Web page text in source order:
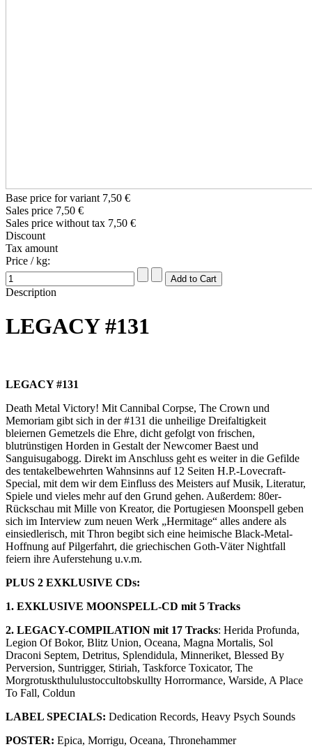
Base price for variant 7,50 €
Sales price 7,50 €
Sales price without tax 7,50 €
Discount
Tax amount
Price / kg:
Description
LEGACY #131
LEGACY #131
Death Metal Victory! Mit Cannibal Corpse, The Crown und
Memoriam gibt sich in der #131 die unheilige Dreifaltigkeit
bleiernen Gemetzels die Ehre, dicht gefolgt von frischen,
blutrünstigen Horden in Gestalt der Newcomer Baest und
Sanguisugabogg. Direkt im Anschluss geht es weiter in die Gefilde
des tentakelbewehrten Wahnsinns auf 12 Seiten H.P.-Lovecraft-
Special, mit dem wir dem Einfluss des Meisters auf Musik, Literatur,
Spiele und vieles mehr auf den Grund gehen. Außerdem: 80er-
Rückschau mit Mille von Kreator, die Portugiesen Moonspell geben
sich im Interview zum neuen Werk „Hermitage“ alles andere als
einsiedlerisch, mit Thron begibt sich eine heimische Black-Metal-
Hoffnung auf Pilgerfahrt, die griechischen Goth-Väter Nightfall
feiern ihre Auferstehung u.v.m.
PLUS 2 EXKLUSIVE CDs:
1. EXKLUSIVE MOONSPELL-CD mit 5 Tracks
2. LEGACY-COMPILATION mit 17 Tracks: Herida Profunda,
Legion Of Bokor, Blitz Union, Oceana, Magna Mortalis, Sol
Draconi Septem, Detritus, Splendidula, Minneriket, Blessed By
Perversion, Suntrigger, Stiriah, Taskforce Toxicator, The
Morgrotuskthululustoccultobskullty Horrormance, Warside, A Place
To Fall, Coldun
LABEL SPECIALS: Dedication Records, Heavy Psych Sounds
POSTER: Epica, Morrigu, Oceana, Thronehammer